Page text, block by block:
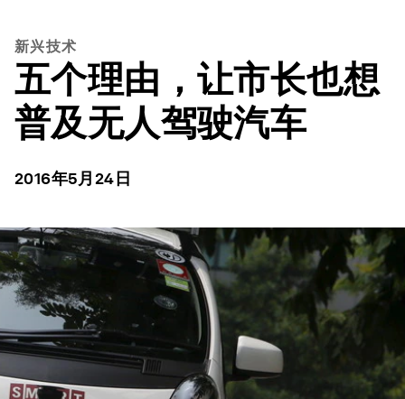
新兴技术
五个理由，让市长也想
普及无人驾驶汽车
2016年5月24日